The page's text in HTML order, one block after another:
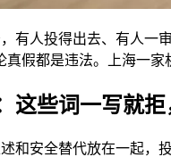
有人投得出去、有人一
真假都是违法。上海一家
这些词一写就
和安全替代放在一起，